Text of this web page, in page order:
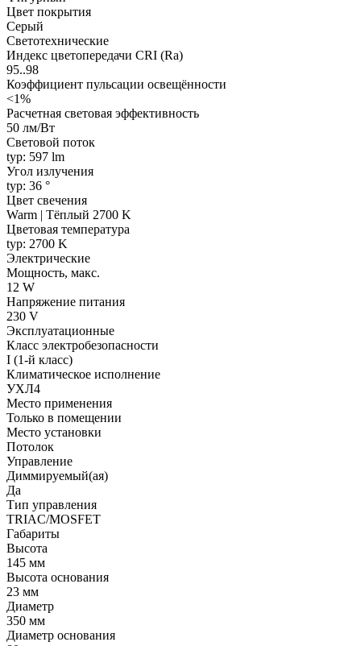
Цвет покрытия
Серый
Светотехнические
Индекс цветопередачи CRI (Ra)
95..98
Коэффициент пульсации освещённости
<1%
Расчетная световая эффективность
50 лм/Вт
Световой поток
typ: 597 lm
Угол излучения
typ: 36 °
Цвет свечения
Warm | Тёплый 2700 K
Цветовая температура
typ: 2700 K
Электрические
Мощность, макс.
12 W
Напряжение питания
230 V
Эксплуатационные
Класс электробезопасности
I (1-й класс)
Климатическое исполнение
УХЛ4
Место применения
Только в помещении
Место установки
Потолок
Управление
Диммируемый(ая)
Да
Тип управления
TRIAC/MOSFET
Габариты
Высота
145 мм
Высота основания
23 мм
Диаметр
350 мм
Диаметр основания